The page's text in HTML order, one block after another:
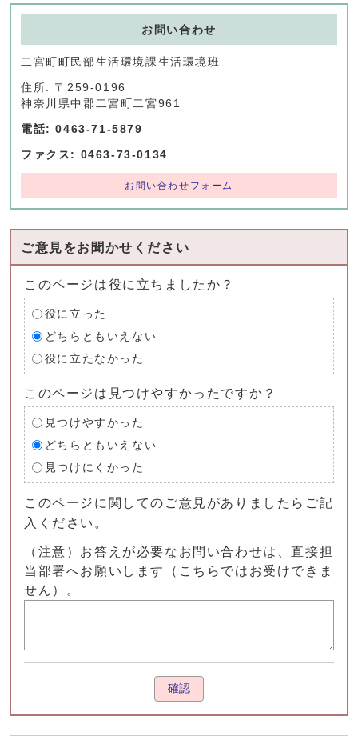
お問い合わせ
二宮町町民部生活環境課生活環境班
住所: 〒259-0196
神奈川県中郡二宮町二宮961
電話: 0463-71-5879
ファクス: 0463-73-0134
お問い合わせフォーム
ご意見をお聞かせください
このページは役に立ちましたか？
役に立った
どちらともいえない
役に立たなかった
このページは見つけやすかったですか？
見つけやすかった
どちらともいえない
見つけにくかった
このページに関してのご意見がありましたらご記
入ください。
（注意）お答えが必要なお問い合わせは、直接担
当部署へお願いします（こちらではお受けできま
せん）。
確認